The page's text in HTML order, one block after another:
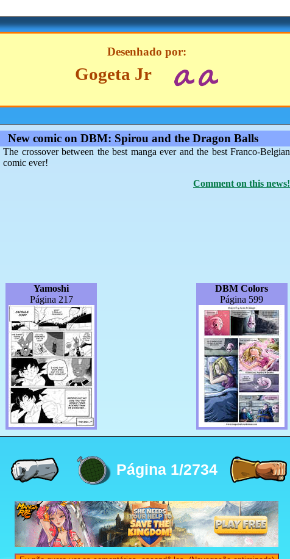
Desenhado por:
Gogeta Jr
New comic on DBM: Spirou and the Dragon Balls
The crossover between the best manga ever and the best Franco-Belgian
comic ever!
Comment on this news!
Yamoshi
Página 217
DBM Colors
Página 599
Página 1/2734